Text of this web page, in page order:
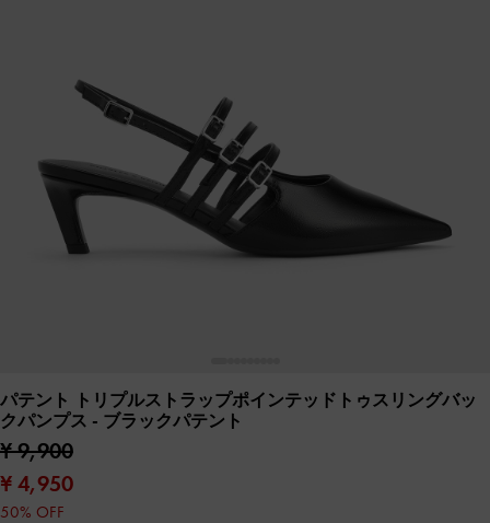
パテント トリプルストラップポインテッドトゥスリングバッ
クパンプス - ブラックパテント
¥ 9,900
¥ 4,950
50% OFF